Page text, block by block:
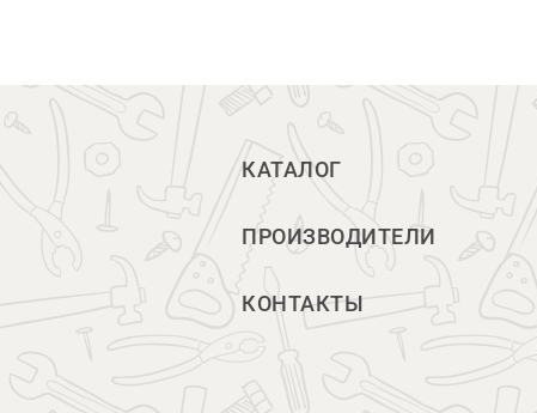
КАТАЛОГ
ПРОИЗВОДИТЕЛИ
КОНТАКТЫ